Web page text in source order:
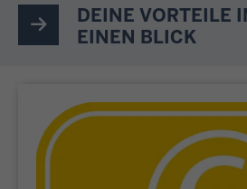
DEINE VORTEILE
EINEN BLICK